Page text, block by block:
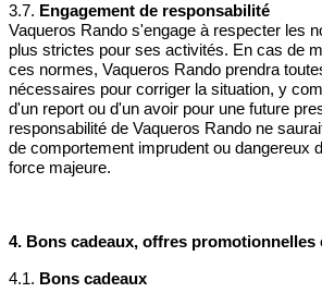
3.7. Engagement de responsabilité
Vaqueros Rando s'engage à respecter les
plus strictes pour ses activités. En cas de
ces normes, Vaqueros Rando prendra
nécessaires pour corriger la situation, y
d'un report ou d'un avoir pour une future
responsabilité de Vaqueros Rando ne
de comportement imprudent ou dangereux
force majeure.
4. Bons cadeaux, offres promotionnelles
4.1. Bons cadeaux